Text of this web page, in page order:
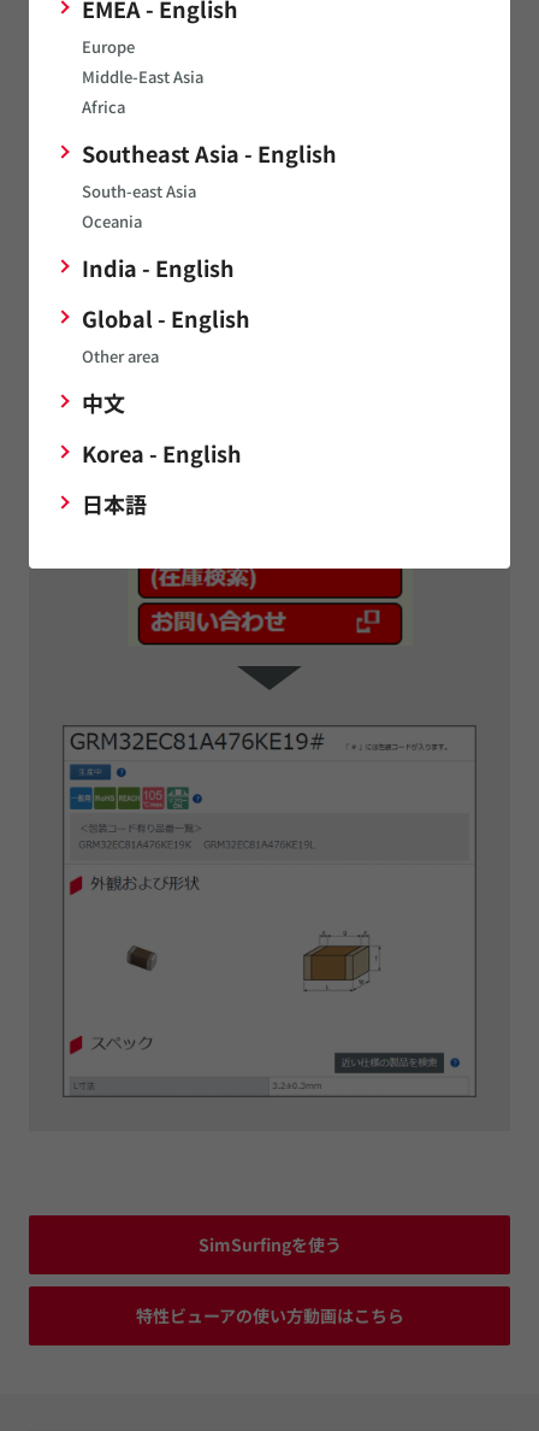
EMEA - English
Europe
Middle-East Asia
Africa
Southeast Asia - English
South-east Asia
Oceania
India - English
Global - English
Other area
中文
Korea - English
日本語
製品詳細表示などもすぐに可能
SimSurfingを使う
特性ビューアの使い方動画はこちら